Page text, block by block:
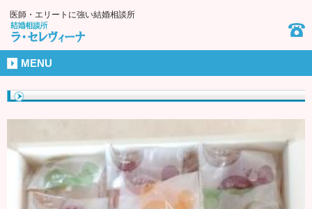
医師・エリートに強い結婚相談所
MENU